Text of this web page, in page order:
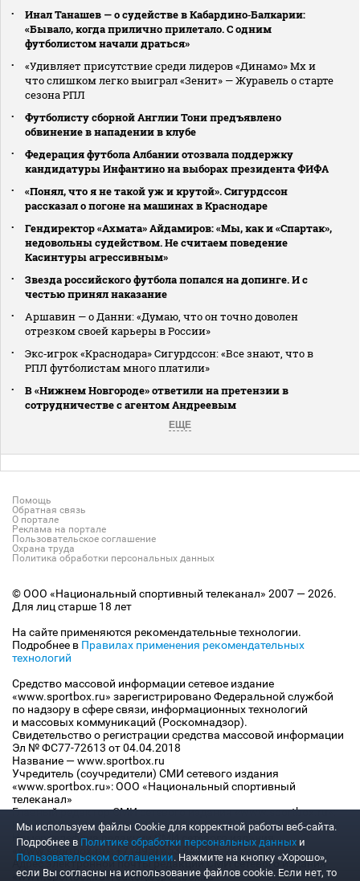
Инал Танашев — о судействе в Кабардино‑Балкарии:
«Бывало, когда прилично прилетало. С одним
футболистом начали драться»
«Удивляет присутствие среди лидеров «Динамо» Мх и
что слишком легко выиграл «Зенит» — Журавель о старте
сезона РПЛ
Футболисту сборной Англии Тони предъявлено
обвинение в нападении в клубе
Федерация футбола Албании отозвала поддержку
кандидатуры Инфантино на выборах президента ФИФА
«Понял, что я не такой уж и крутой». Сигурдссон
рассказал о погоне на машинах в Краснодаре
Гендиректор «Ахмата» Айдамиров: «Мы, как и «Спартак»,
недовольны судейством. Не считаем поведение
Касинтуры агрессивным»
Звезда российского футбола попался на допинге. И с
честью принял наказание
Аршавин — о Данни: «Думаю, что он точно доволен
отрезком своей карьеры в России»
Экс‑игрок «Краснодара» Сигурдссон: «Все знают, что в
РПЛ футболистам много платили»
В «Нижнем Новгороде» ответили на претензии в
сотрудничестве с агентом Андреевым
ЕЩЕ
Помощь
Обратная связь
О портале
Реклама на портале
Пользовательское соглашение
Охрана труда
Политика обработки персональных данных
© ООО «Национальный спортивный телеканал» 2007 — 2026.
Для лиц старше 18 лет
На сайте применяются рекомендательные технологии.
Подробнее в Правилах применения рекомендательных
технологий
Средство массовой информации сетевое издание
«www.sportbox.ru» зарегистрировано Федеральной службой
по надзору в сфере связи, информационных технологий
и массовых коммуникаций (Роскомнадзор).
Свидетельство о регистрации средства массовой информации
Эл № ФС77-72613 от 04.04.2018
Название — www.sportbox.ru
Учредитель (соучредители) СМИ сетевого издания
«www.sportbox.ru»: ООО «Национальный спортивный
телеканал»
Главный редактор СМИ сетевого издания «www.sportbox.ru»:
Конов В.А.
Номер телефона редакции СМИ сетевого издания
«www.sportbox.ru»: +7 (495) 653 8419
Адрес электронной почты редакции СМИ сетевого издания
«www.sportbox.ru»: editor@sportbox.ru
Мы используем файлы Сookie для корректной работы веб-сайта.
Подробнее в Политике обработки персональных данных и
Пользовательском соглашении. Нажмите на кнопку «Хорошо»,
если Вы согласны на использование файлов cookie. Если нет, то